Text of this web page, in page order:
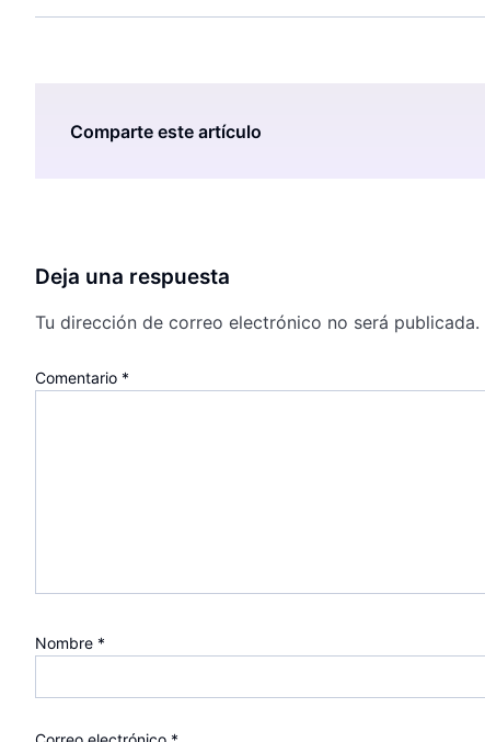
Comparte este artículo
Deja una respuesta
Tu dirección de correo electrónico no será publicada.
Comentario *
Nombre *